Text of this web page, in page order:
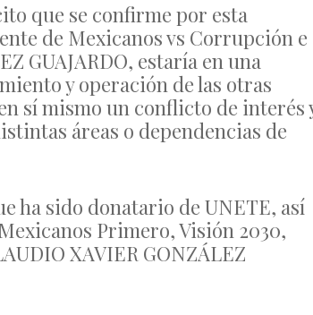
que se confirme por esta
de Mexicanos vs Corrupción e
GUAJARDO, estaría en una
y operación de las otras
sí mismo un conflicto de interés
áreas o dependencias de
ha sido donatario de UNETE, así
Primero, Visión 2030,
XAVIER GONZÁLEZ